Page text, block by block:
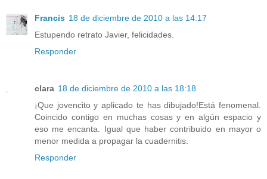
Francis 18 de diciembre de 2010 a las 14:17
Estupendo retrato Javier, felicidades.
Responder
clara 18 de diciembre de 2010 a las 18:18
¡Que jovencito y aplicado te has dibujado!Está fenomenal.
Coincido contigo en muchas cosas y en algún espacio y
eso me encanta. Igual que haber contribuido en mayor o
menor medida a propagar la cuadernitis.
Responder